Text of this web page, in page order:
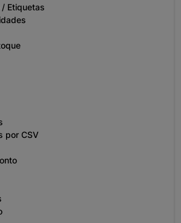
Etiquetas
por CSV